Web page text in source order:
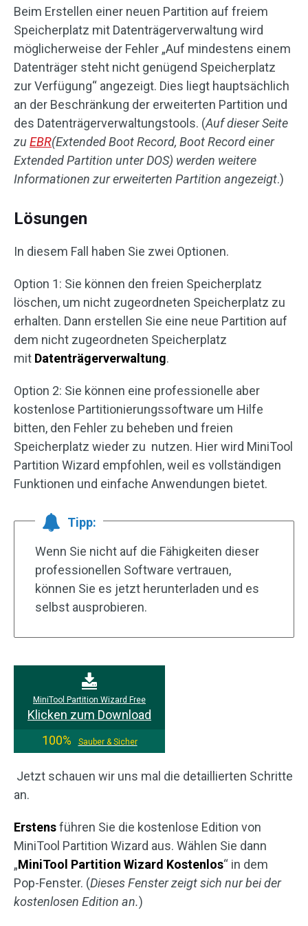
Beim Erstellen einer neuen Partition auf freiem
Speicherplatz mit Datenträgerverwaltung wird
möglicherweise der Fehler „Auf mindestens einem
Datenträger steht nicht genügend Speicherplatz
zur Verfügung“ angezeigt. Dies liegt hauptsächlich
an der Beschränkung der erweiterten Partition und
des Datenträgerverwaltungstools. (Auf dieser Seite
zu EBR(Extended Boot Record, Boot Record einer
Extended Partition unter DOS) werden weitere
Informationen zur erweiterten Partition angezeigt.)
Lösungen
In diesem Fall haben Sie zwei Optionen.
Option 1: Sie können den freien Speicherplatz
löschen, um nicht zugeordneten Speicherplatz zu
erhalten. Dann erstellen Sie eine neue Partition auf
dem nicht zugeordneten Speicherplatz
mit Datenträgerverwaltung.
Option 2: Sie können eine professionelle aber
kostenlose Partitionierungssoftware um Hilfe
bitten, den Fehler zu beheben und freien
Speicherplatz wieder zu nutzen. Hier wird MiniTool
Partition Wizard empfohlen, weil es vollständigen
Funktionen und einfache Anwendungen bietet.
Tipp:
Wenn Sie nicht auf die Fähigkeiten dieser
professionellen Software vertrauen,
können Sie es jetzt herunterladen und es
selbst ausprobieren.
MiniTool Partition Wizard Free
Klicken zum Download
100%
Sauber & Sicher
Jetzt schauen wir uns mal die detaillierten Schritte
an.
Erstensführen Sie die kostenlose Edition von
MiniTool Partition Wizard aus. Wählen Sie dann
„MiniTool Partition Wizard Kostenlos“ in dem
Pop-Fenster. (Dieses Fenster zeigt sich nur bei der
kostenlosen Edition an.)